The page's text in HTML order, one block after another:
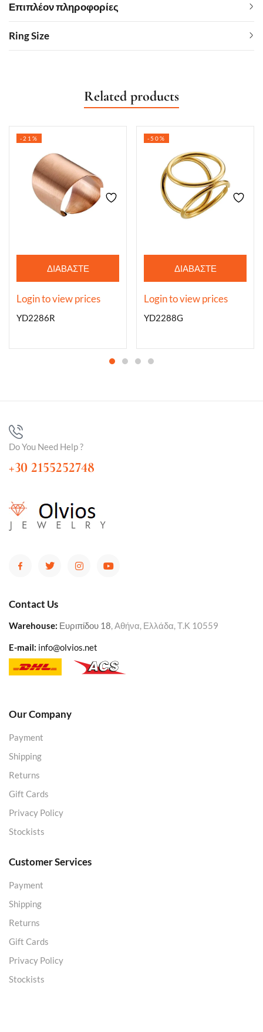
Επιπλέον πληροφορίες
Ring Size
Related products
-21%
ΔΙΑΒΆΣΤΕ
ΠΕΡΙΣΣΌΤΕΡΑ
Login to view prices
YD2286R
-50%
ΔΙΑΒΆΣΤΕ
ΠΕΡΙΣΣΌΤΕΡΑ
Login to view prices
YD2288G
Do You Need Help ?
+30 2155252748
Contact Us
Warehouse: Ευριπίδου 18, Αθήνα, Ελλάδα, Τ.Κ 10559
E-mail: info@olvios.net
Our Company
Payment
Shipping
Returns
Gift Cards
Privacy Policy
Stockists
Customer Services
Payment
Shipping
Returns
Gift Cards
Privacy Policy
Stockists